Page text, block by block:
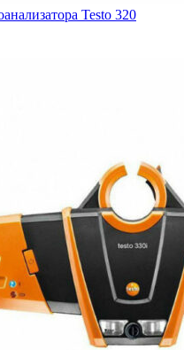
Testo 320